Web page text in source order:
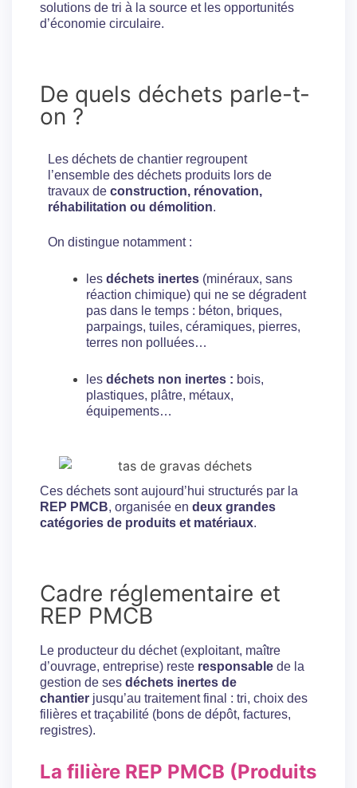
solutions de tri à la source et les opportunités
d’économie circulaire.
De quels déchets parle-t-
on ?
Les déchets de chantier regroupent
l’ensemble des déchets produits lors de
travaux de construction, rénovation,
réhabilitation ou démolition.
On distingue notamment :
les déchets inertes (minéraux, sans
réaction chimique) qui ne se dégradent
pas dans le temps : béton, briques,
parpaings, tuiles, céramiques, pierres,
terres non polluées…
les déchets non inertes : bois,
plastiques, plâtre, métaux,
équipements…
Ces déchets sont aujourd’hui structurés par la
REP PMCB, organisée en deux grandes
catégories de produits et matériaux.
Cadre réglementaire et
REP PMCB
Le producteur du déchet (exploitant, maître
d’ouvrage, entreprise) reste responsable de la
gestion de ses déchets inertes de
chantier jusqu’au traitement final : tri, choix des
filières et traçabilité (bons de dépôt, factures,
registres).
La filière REP PMCB (Produits